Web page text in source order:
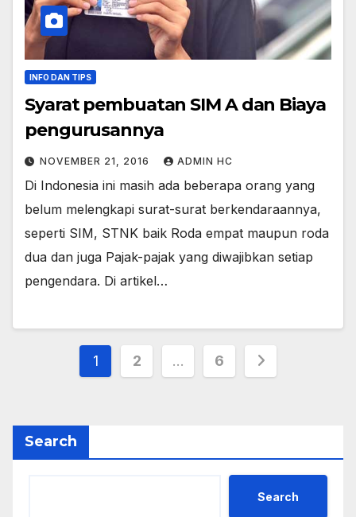
INFO DAN TIPS
Syarat pembuatan SIM A dan Biaya
pengurusannya
NOVEMBER 21, 2016 ADMIN HC
Di Indonesia ini masih ada beberapa orang yang
belum melengkapi surat-surat berkendaraannya,
seperti SIM, STNK baik Roda empat maupun roda
dua dan juga Pajak-pajak yang diwajibkan setiap
pengendara. Di artikel…
Posts
1 2 … 6
Search
Search